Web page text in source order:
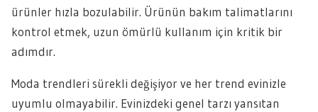
ürünler hızla bozulabilir. Ürünün bakım talimatlarını
kontrol etmek, uzun ömürlü kullanım için kritik bir
adımdır.
Moda trendleri sürekli değişiyor ve her trend evinizle
uyumlu olmayabilir. Evinizdeki genel tarzı yansıtan